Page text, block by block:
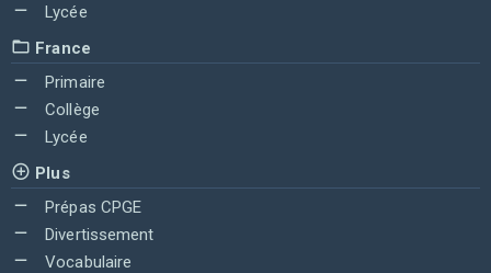
Lycée
France
Primaire
Collège
Lycée
Plus
Prépas CPGE
Divertissement
Vocabulaire